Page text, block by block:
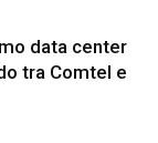
data center
tra Comtel e